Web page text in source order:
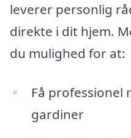
leverer personlig
direkte i dit hjem.
du mulighed for at:
Få professionel
gardiner